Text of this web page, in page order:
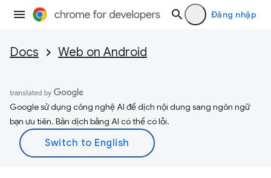
Đăng nhập
Docs Web on Android
Google sử dụng công nghệ AI để dịch nội dung sang ngôn ngữ
bạn ưu tiên. Bản dịch bằng AI có thể có lỗi.